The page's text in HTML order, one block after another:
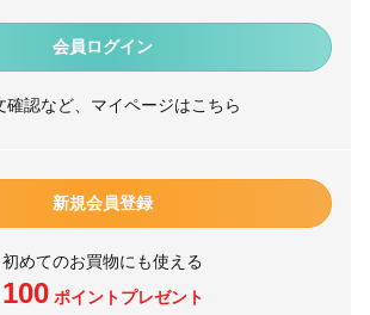
会員ログイン
確認など、マイページはこちら
新規会員登録
初めてのお買物にも使える
100ポイントプレゼント